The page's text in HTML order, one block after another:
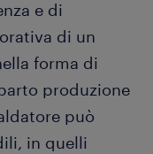
e di
di un
forma di
produzione
può
in quelli